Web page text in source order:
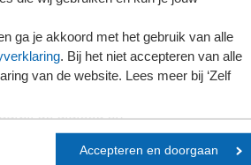
ga je akkoord met het gebruik van alle
. Bij het niet accepteren van alle
van de website. Lees meer bij ‘Zelf
Accepteren en doorgaan
gemeen heeft, naar
te werken, met de
de dialoog en